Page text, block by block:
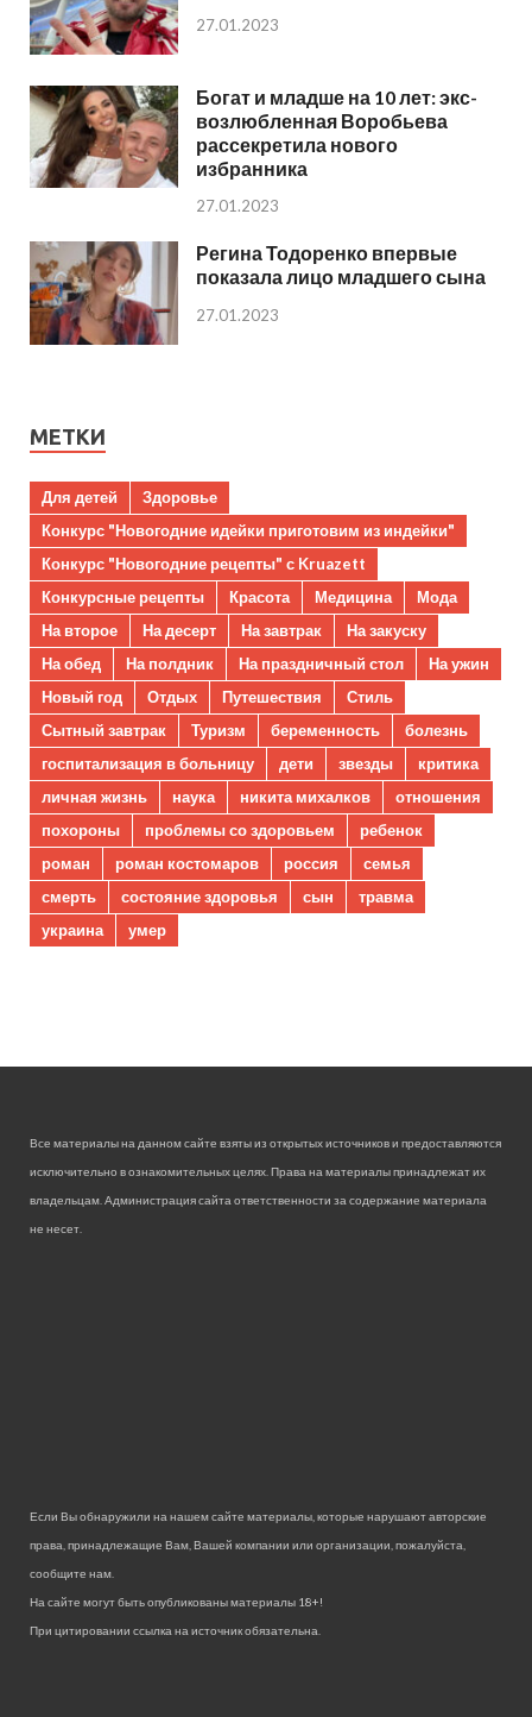
27.01.2023
Богат и младше на 10 лет: экс-
возлюбленная Воробьева
рассекретила нового
избранника
27.01.2023
Регина Тодоренко впервые
показала лицо младшего сына
27.01.2023
МЕТКИ
Для детей
Здоровье
Конкурс "Новогодние идейки приготовим из индейки"
Конкурс "Новогодние рецепты" с Kruazett
Конкурсные рецепты
Красота Медицина
Мода
На второе
На десерт На завтрак
На закуску
На обед
На полдник На праздничный стол
На ужин
Новый год
Отдых Путешествия
Стиль
Сытный завтрак
Туризм беременность
болезнь
госпитализация в больницу
дети звезды
критика
личная жизнь
наука никита михалков
отношения
похороны
проблемы со здоровьем
ребенок
роман
роман костомаров россия
семья
смерть
состояние здоровья сын
травма
украина
умер
Все материалы на данном сайте взяты из открытых источников и предоставляются
исключительно в ознакомительных целях. Права на материалы принадлежат их
владельцам. Администрация сайта ответственности за содержание материала
не несет.
Если Вы обнаружили на нашем сайте материалы, которые нарушают авторские
права, принадлежащие Вам, Вашей компании или организации, пожалуйста,
сообщите нам.
На сайте могут быть опубликованы материалы 18+!
При цитировании ссылка на источник обязательна.